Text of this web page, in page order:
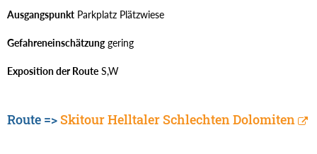
Ausgangspunkt Parkplatz Plätzwiese
Gefahreneinschätzunggering
Exposition der Route S,W
Route => Skitour Helltaler Schlechten Dolomiten